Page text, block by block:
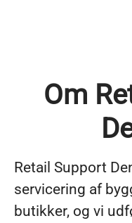
Om
Retail Support
servicering af
butikker, og vi